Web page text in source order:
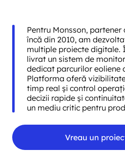
Pentru Monsson,
încă din 2010, am
multiple proiecte digitale.
livrat un sistem de
dedicat parcurilor eoliene
Platforma oferă
timp real și control
decizii rapide și
un mediu critic pentru
Vreau un